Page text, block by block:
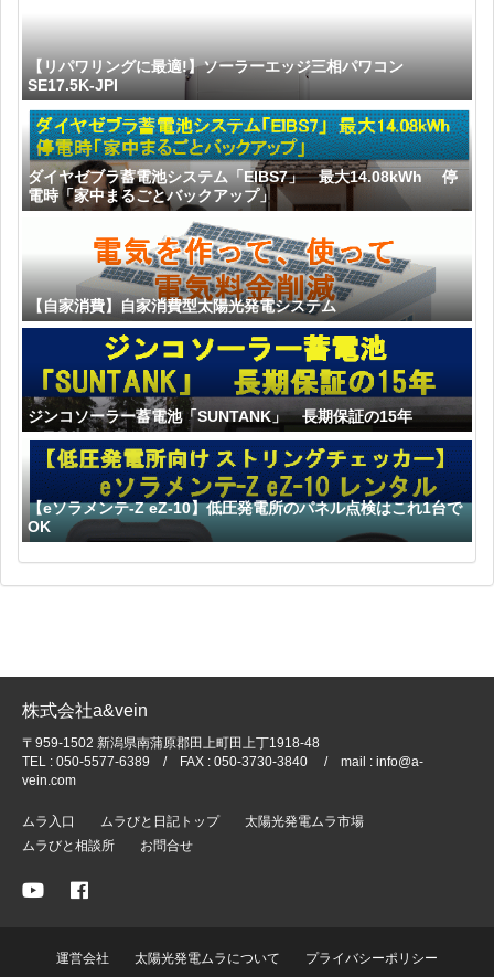
【リパワリングに最適!】ソーラーエッジ三相パワコン
SE17.5K-JPI
ダイヤゼブラ蓄電池システム「EIBS7」 最大14.08kWh 停
電時「家中まるごとバックアップ」
【自家消費】自家消費型太陽光発電システム
ジンコソーラー蓄電池「SUNTANK」 長期保証の15年
【eソラメンテ-Z eZ-10】低圧発電所のパネル点検はこれ1台で
OK
株式会社a&vein
〒959-1502 新潟県南蒲原郡田上町田上丁1918-48
TEL : 050-5577-6389 / FAX : 050-3730-3840 / mail : info@a-
vein.com
ムラ入口 ムラびと日記トップ
太陽光発電ムラ市場
ムラびと相談所
お問合せ
運営会社 太陽光発電ムラについて プライバシーポリシー